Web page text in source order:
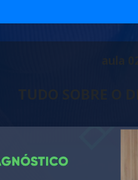
TUDO SOBRE O